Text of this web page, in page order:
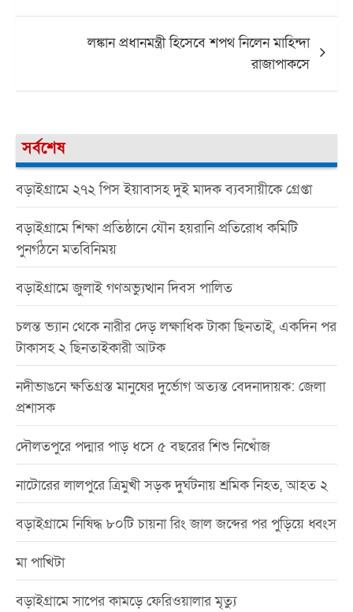
লঙ্কান প্রধানমন্ত্রী হিসেবে শপথ নিলেন মাহিন্দা
রাজাপাকসে
সর্বশেষ
বড়াইগ্রামে ২৭২ পিস ইয়াবাসহ দুই মাদক ব্যবসায়ীকে গ্রেপ্তা
বড়াইগ্রামে শিক্ষা প্রতিষ্ঠানে যৌন হয়রানি প্রতিরোধ কমিটি
পুনর্গঠনে মতবিনিময়
বড়াইগ্রামে জুলাই গণঅভ্যুত্থান দিবস পালিত
চলন্ত ভ্যান থেকে নারীর দেড় লক্ষাধিক টাকা ছিনতাই, একদিন পর
টাকাসহ ২ ছিনতাইকারী আটক
নদীভাঙনে ক্ষতিগ্রস্ত মানুষের দুর্ভোগ অত্যন্ত বেদনাদায়ক: জেলা
প্রশাসক
দৌলতপুরে পদ্মার পাড় ধসে ৫ বছরের শিশু নিখোঁজ
নাটোরের লালপুরে ত্রিমুখী সড়ক দুর্ঘটনায় শ্রমিক নিহত, আহত ২
বড়াইগ্রামে নিষিদ্ধ ৮০টি চায়না রিং জাল জব্দের পর পুড়িয়ে ধ্বংস
মা পাখিটা
বড়াইগ্রামে সাপের কামড়ে ফেরিওয়ালার মৃত্যু